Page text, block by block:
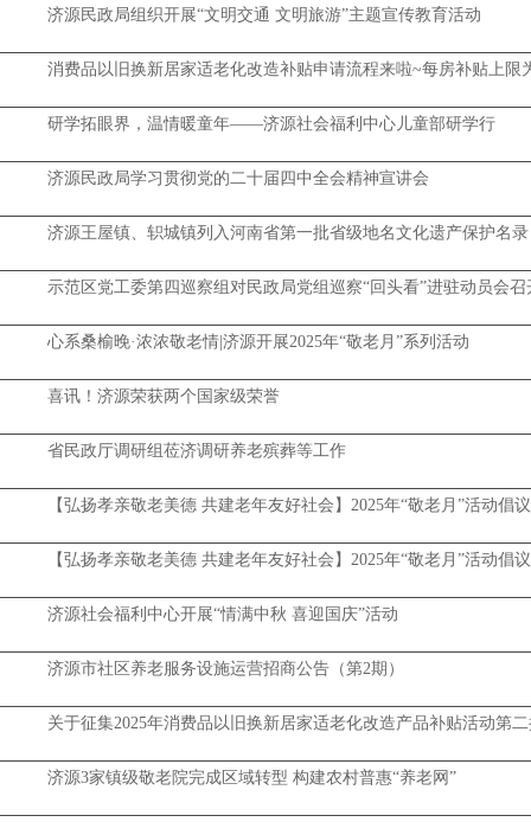
济源民政局组织开展“文明交通 文明旅游”主题宣传教育活动
消费品以旧换新居家适老化改造补贴申请流程来啦~每房补贴上限
研学拓眼界，温情暖童年——济源社会福利中心儿童部研学行
济源民政局学习贯彻党的二十届四中全会精神宣讲会
济源王屋镇、轵城镇列入河南省第一批省级地名文化遗产保护名录
示范区党工委第四巡察组对民政局党组巡察“回头看”进驻动员会召
心系桑榆晚·浓浓敬老情|济源开展2025年“敬老月”系列活动
喜讯！济源荣获两个国家级荣誉
省民政厅调研组莅济调研养老殡葬等工作
【弘扬孝亲敬老美德 共建老年友好社会】2025年“敬老月”活动倡
【弘扬孝亲敬老美德 共建老年友好社会】2025年“敬老月”活动倡
济源社会福利中心开展“情满中秋 喜迎国庆”活动
济源市社区养老服务设施运营招商公告（第2期）
关于征集2025年消费品以旧换新居家适老化改造产品补贴活动第
济源3家镇级敬老院完成区域转型 构建农村普惠“养老网”